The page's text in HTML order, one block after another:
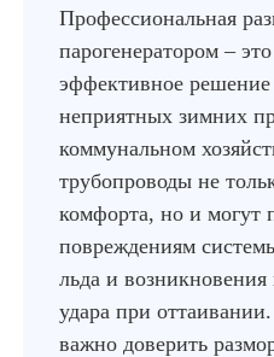
Профессиональная
парогенератором –
эффективное
неприятных зимних
коммунальном
трубопроводы не
комфорта, но и могут
повреждениям
льда и возникновения
удара при
важно доверить